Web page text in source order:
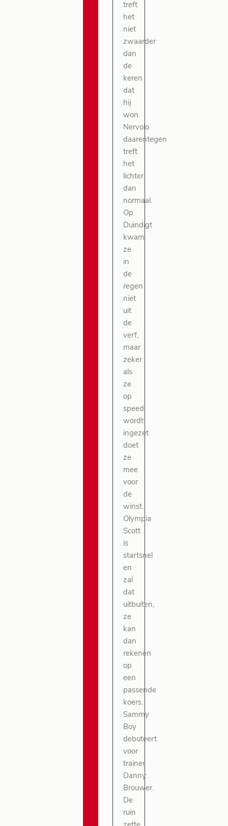
treft
het
niet
zwaarder
dan
de
keren
dat
hij
won.
Nervolo
daarentegen
treft
het
lichter
dan
normaal.
Op
Duindigt
kwam
ze
in
de
regen
niet
uit
de
verf,
maar
zeker
als
ze
op
speed
wordt
ingezet
doet
ze
mee
voor
de
winst.
Olympia
Scott
is
startsnel
en
zal
dat
uitbuiten,
ze
kan
dan
rekenen
op
een
passende
koers.
Sammy
Boy
debuteert
voor
trainer
Danny
Brouwer.
De
ruin